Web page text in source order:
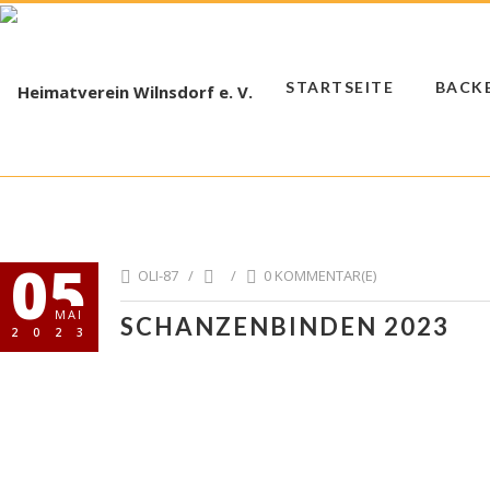
STARTSEITE
05
MAI
2023
OLI-87 / / 0 KOMMENTAR(E)
SCHANZENBINDEN 2023